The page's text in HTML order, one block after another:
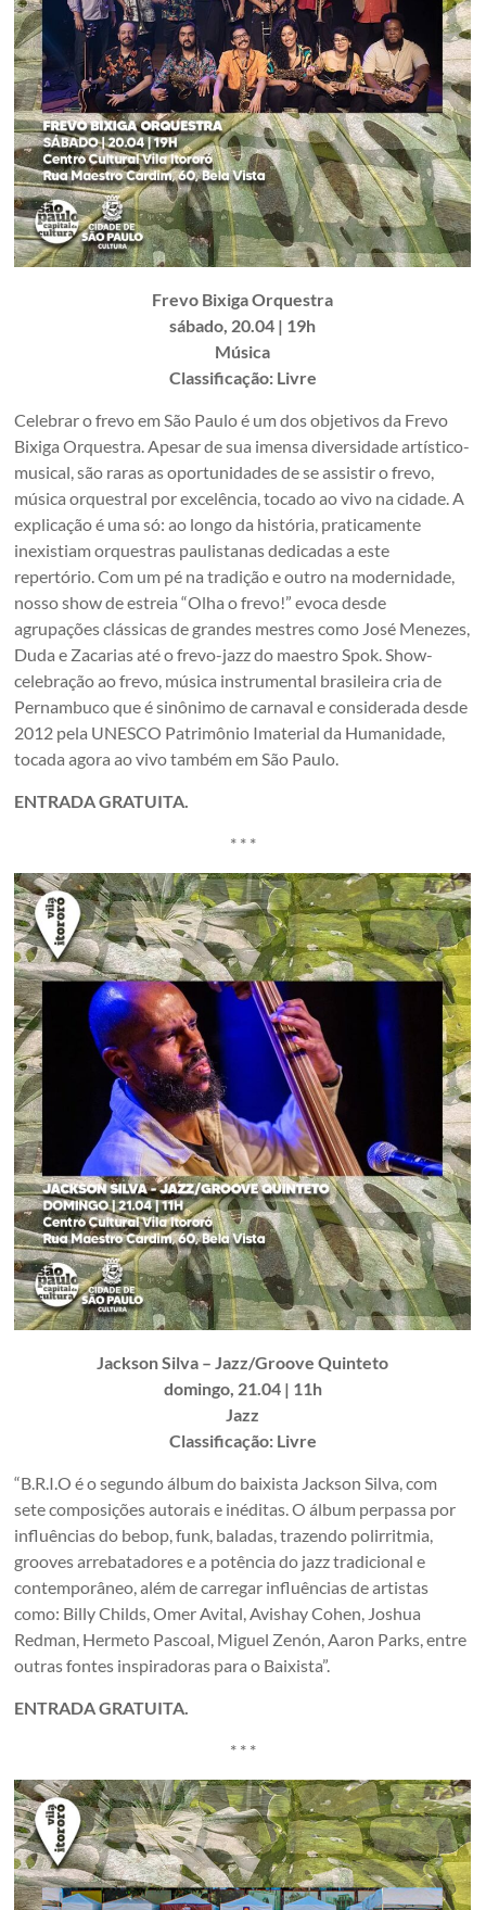
Frevo Bixiga Orquestra
sábado, 20.04 | 19h
Música
Classificação: Livre
Celebrar o frevo em São Paulo é um dos objetivos da Frevo
Bixiga Orquestra. Apesar de sua imensa diversidade artístico-
musical, são raras as oportunidades de se assistir o frevo,
música orquestral por excelência, tocado ao vivo na cidade. A
explicação é uma só: ao longo da história, praticamente
inexistiam orquestras paulistanas dedicadas a este
repertório. Com um pé na tradição e outro na modernidade,
nosso show de estreia “Olha o frevo!” evoca desde
agrupações clássicas de grandes mestres como José Menezes,
Duda e Zacarias até o frevo-jazz do maestro Spok. Show-
celebração ao frevo, música instrumental brasileira cria de
Pernambuco que é sinônimo de carnaval e considerada desde
2012 pela UNESCO Patrimônio Imaterial da Humanidade,
tocada agora ao vivo também em São Paulo.
ENTRADA GRATUITA.
* * *
Jackson Silva – Jazz/Groove Quinteto
domingo, 21.04 | 11h
Jazz
Classificação: Livre
“B.R.I.O é o segundo álbum do baixista Jackson Silva, com
sete composições autorais e inéditas. O álbum perpassa por
influências do bebop, funk, baladas, trazendo polirritmia,
grooves arrebatadores e a potência do jazz tradicional e
contemporâneo, além de carregar influências de artistas
como: Billy Childs, Omer Avital, Avishay Cohen, Joshua
Redman, Hermeto Pascoal, Miguel Zenón, Aaron Parks, entre
outras fontes inspiradoras para o Baixista”.
ENTRADA GRATUITA.
* * *